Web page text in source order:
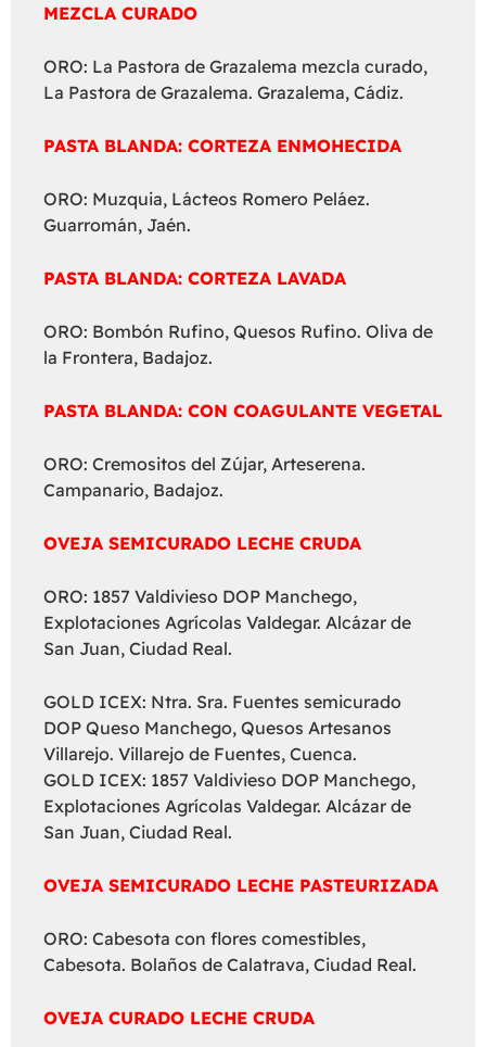
MEZCLA CURADO
ORO: La Pastora de Grazalema mezcla curado,
La Pastora de Grazalema. Grazalema, Cádiz.
PASTA BLANDA: CORTEZA ENMOHECIDA
ORO: Muzquia, Lácteos Romero Peláez.
Guarromán, Jaén.
PASTA BLANDA: CORTEZA LAVADA
ORO: Bombón Rufino, Quesos Rufino. Oliva de
la Frontera, Badajoz.
PASTA BLANDA: CON COAGULANTE VEGETAL
ORO: Cremositos del Zújar, Arteserena.
Campanario, Badajoz.
OVEJA SEMICURADO LECHE CRUDA
ORO: 1857 Valdivieso DOP Manchego,
Explotaciones Agrícolas Valdegar. Alcázar de
San Juan, Ciudad Real.
GOLD ICEX: Ntra. Sra. Fuentes semicurado
DOP Queso Manchego, Quesos Artesanos
Villarejo. Villarejo de Fuentes, Cuenca.
GOLD ICEX: 1857 Valdivieso DOP Manchego,
Explotaciones Agrícolas Valdegar. Alcázar de
San Juan, Ciudad Real.
OVEJA SEMICURADO LECHE PASTEURIZADA
ORO: Cabesota con flores comestibles,
Cabesota. Bolaños de Calatrava, Ciudad Real.
OVEJA CURADO LECHE CRUDA